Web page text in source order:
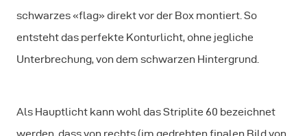
schwarzes «flag» direkt vor der Box montiert. So
entsteht das perfekte Konturlicht, ohne jegliche
Unterbrechung, von dem schwarzen Hintergrund.
Als Hauptlicht kann wohl das Striplite 60 bezeichnet
werden, dass von rechts (im gedrehten finalen Bild von